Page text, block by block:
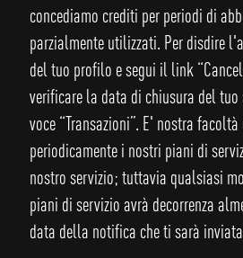
concediamo crediti per periodi di
parzialmente utilizzati. Per disdire
del tuo profilo e segui il link
verificare la data di chiusura del
voce “Transazioni”. E' nostra
periodicamente i nostri piani di
nostro servizio; tuttavia qualsiasi
piani di servizio avrà decorrenza
data della notifica che ti sarà